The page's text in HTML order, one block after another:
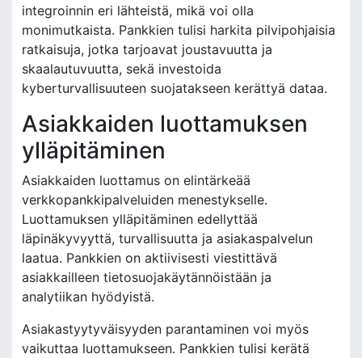
integroinnin eri lähteistä, mikä voi olla
monimutkaista. Pankkien tulisi harkita pilvipohjaisia
ratkaisuja, jotka tarjoavat joustavuutta ja
skaalautuvuutta, sekä investoida
kyberturvallisuuteen suojatakseen kerättyä dataa.
Asiakkaiden luottamuksen
ylläpitäminen
Asiakkaiden luottamus on elintärkeää
verkkopankkipalveluiden menestykselle.
Luottamuksen ylläpitäminen edellyttää
läpinäkyvyyttä, turvallisuutta ja asiakaspalvelun
laatua. Pankkien on aktiivisesti viestittävä
asiakkailleen tietosuojakäytännöistään ja
analytiikan hyödyistä.
Asiakastyytyväisyyden parantaminen voi myös
vaikuttaa luottamukseen. Pankkien tulisi kerätä